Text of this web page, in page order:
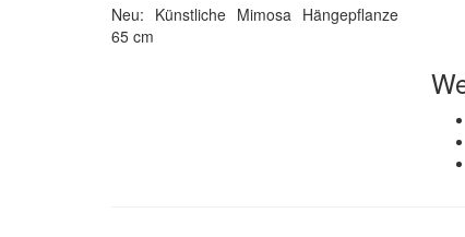
Neu: Künstliche Mimosa Hängepflanze
65 cm